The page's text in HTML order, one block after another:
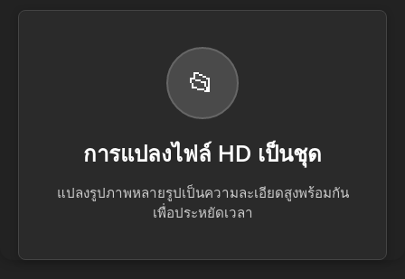
📂
การแปลงไฟล์ HD เป็นชุด
แปลงรูปภาพหลายรูปเป็นความละเอียดสูงพร้อมกัน
เพื่อประหยัดเวลา